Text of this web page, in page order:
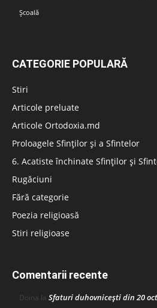
Școală
CATEGORIE POPULARĂ
Stiri
Articole preluate
Articole Ortodoxia.md
Proloagele Sfinților și a Sfintelor
6. Acatiste închinate Sfinților și
Rugăciuni
Fără categorie
Poezia religioasă
Stiri religioase
Comentarii recente
Doina la Sfaturi duhovnicești din 20